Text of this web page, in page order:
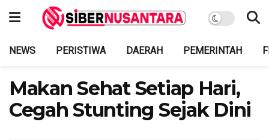
NEWS PERISTIWA DAERAH PEMERINTAH
Makan Sehat Setiap Hari,
Cegah Stunting Sejak Dini